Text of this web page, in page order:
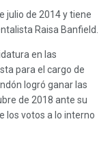
julio de 2014 y tiene
Raisa Banfield.
en las
para el cargo de
logró ganar las
de 2018 ante su
los votos a lo interno